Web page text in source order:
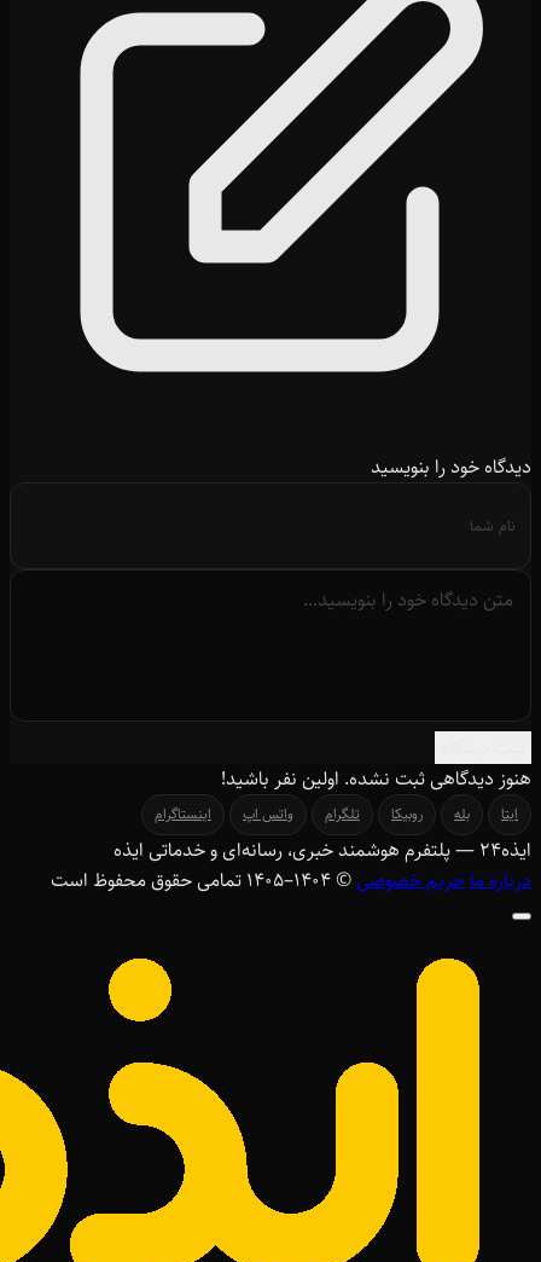
دیدگاه خود را بنویسید
هنوز دیدگاهی ثبت نشده. اولین نفر باشید!
ایتا بله روبیکا تلگرام واتس اپ اینستاگرام
ایذه۲۴ — پلتفرم هوشمند خبری، رسانه‌ای و خدماتی ایذه
درباره ماحریم خصوصی© ۱۴۰۴–1405 تمامی حقوق محفوظ است